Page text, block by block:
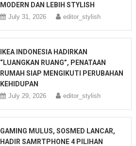
MODERN DAN LEBIH STYLISH
July 31, 2026 editor_stylish
IKEA INDONESIA HADIRKAN
“LUANGKAN RUANG”, PENATAAN
RUMAH SIAP MENGIKUTI PERUBAHAN
KEHIDUPAN
July 29, 2026 editor_stylish
GAMING MULUS, SOSMED LANCAR,
HADIR SAMRTPHONE 4 PILIHAN